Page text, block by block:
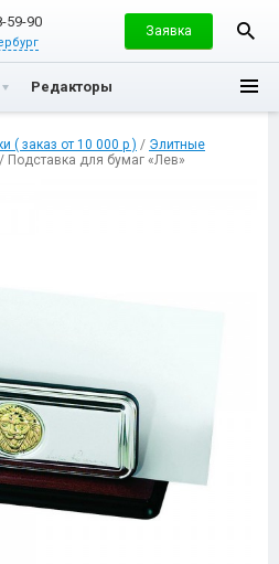
59-90
Заявка
Редакторы
( заказ от 10 000 р ) / Элитные
/ Подставка для бумаг «Лев»